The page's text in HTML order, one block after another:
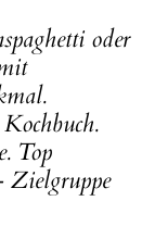
oder
Top
Zielgruppe